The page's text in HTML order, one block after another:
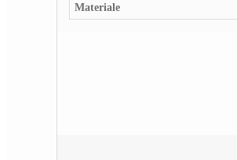
Materiale